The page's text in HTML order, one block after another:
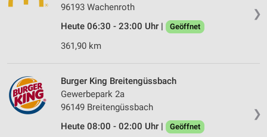
❯
96193 Wachenroth
Heute 06:30 - 23:00 Uhr |
Geöffnet
361,90 km
❯
Burger King Breitengüssbach
Gewerbepark 2a
96149 Breitengüssbach
Heute 08:00 - 02:00 Uhr |
Geöffnet